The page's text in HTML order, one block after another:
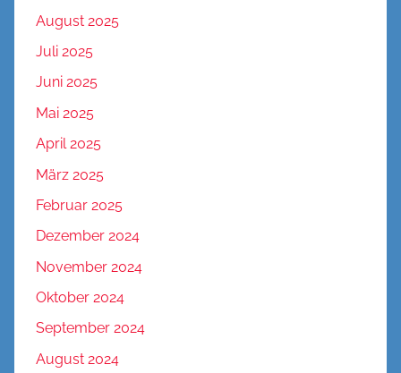
August 2025
Juli 2025
Juni 2025
Mai 2025
April 2025
März 2025
Februar 2025
Dezember 2024
November 2024
Oktober 2024
September 2024
August 2024